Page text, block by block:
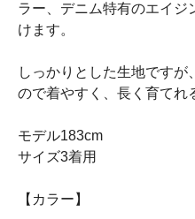
ラー、デニム特有のエイジ
けます。
しっかりとした生地です
ので着やすく、長く育てれ
モデル183cm
サイズ3着用
【カラー】